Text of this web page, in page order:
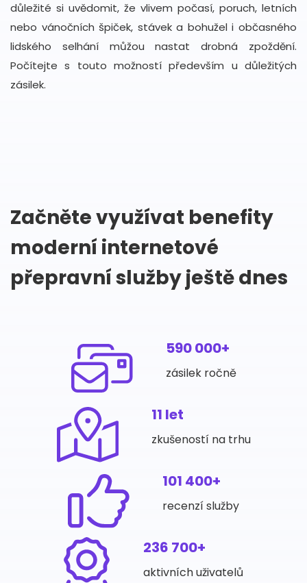
důležité si uvědomit, že vlivem počasí, poruch, letních
nebo vánočních špiček, stávek a bohužel i občasného
lidského selhání můžou nastat drobná zpoždění.
Počítejte s touto možností především u důležitých
zásilek.
Začněte využívat benefity
moderní internetové
přepravní služby ještě dnes
590 000+
zásilek ročně
11 let
zkušeností na trhu
101 400+
recenzí služby
236 700+
aktivních uživatelů